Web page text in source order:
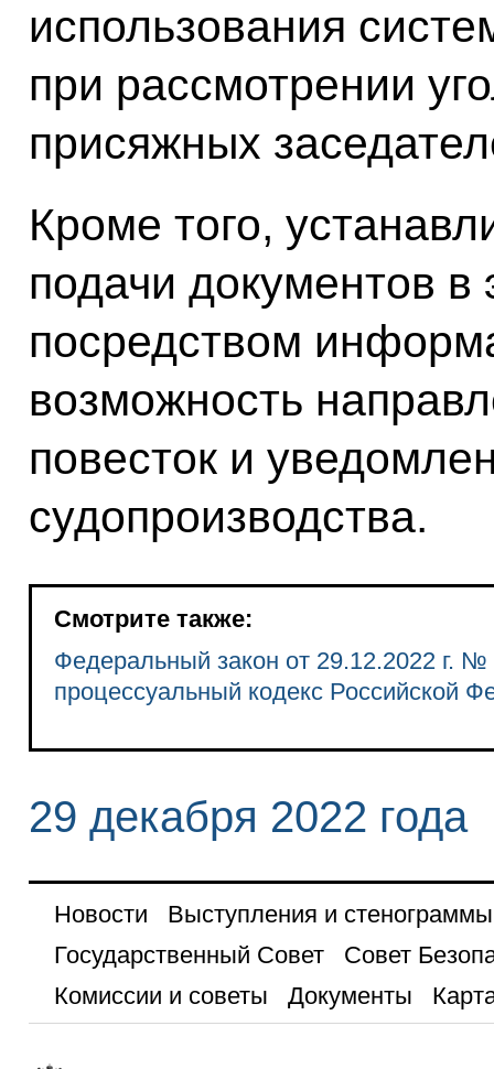
использования
при рассмотрении
присяжных
Кроме того,
подачи документов в
посредством
возможность
повесток и
судопроизводства.
Смотрите также:
Федеральный закон от 29.12.2022 г.
процессуальный кодекс Российской
29 декабря 2022 года
Новости
Выступления и стенограммы
Государственный Совет
Совет
Комиссии и советы
Документы